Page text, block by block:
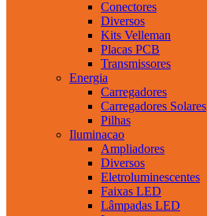
Conectores
Diversos
Kits Velleman
Placas PCB
Transmissores
Energia
Carregadores
Carregadores Solares
Pilhas
Iluminacao
Ampliadores
Diversos
Eletroluminescentes
Faixas LED
Lâmpadas LED